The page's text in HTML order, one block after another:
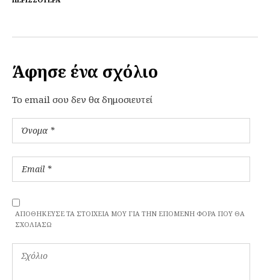
Άφησε ένα σχόλιο
To email σου δεν θα δημοσιευτεί
ΑΠΟΘΉΚΕΥΣΕ ΤΑ ΣΤΟΙΧΕΊΑ ΜΟΥ ΓΙΑ ΤΗΝ ΕΠΌΜΕΝΗ ΦΟΡΆ ΠΟΥ ΘΑ
ΣΧΟΛΙΆΣΩ